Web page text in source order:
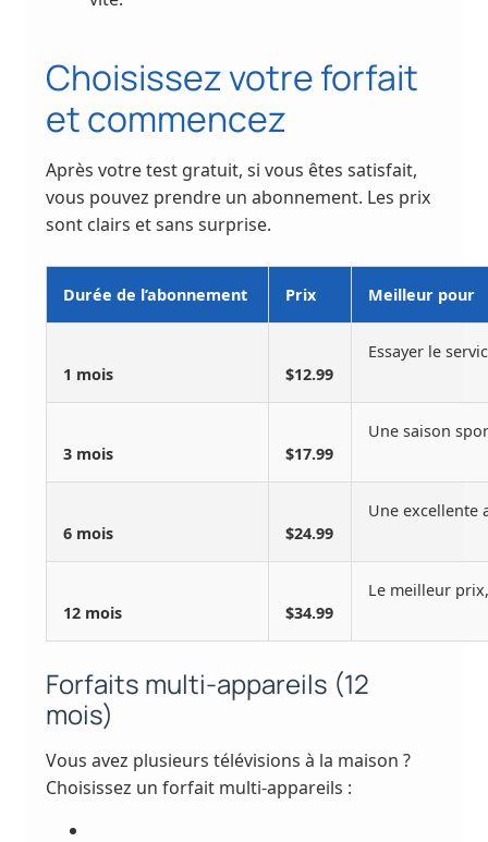
Choisissez votre forfait
et commencez
Après votre test gratuit, si vous êtes satisfait,
vous pouvez prendre un abonnement. Les prix
sont clairs et sans surprise.
Durée de l’abonnement Prix Meilleur pour
1 mois $12.99
Essayer le
3 mois $17.99
Une saison
6 mois $24.99
Une excellente
12 mois $34.99
Le meilleur
Forfaits multi-appareils (12
mois)
Vous avez plusieurs télévisions à la maison ?
Choisissez un forfait multi-appareils :